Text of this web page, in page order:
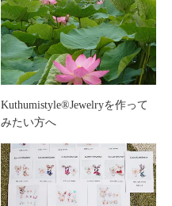
Kuthumistyle®️Jewelryを作って
みたい方へ